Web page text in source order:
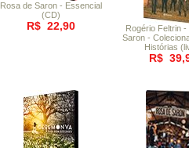
Rosa de Saron - Essencial
(CD)
R$ 22,90
Rogério Feltrin -
Saron -
Histórias
R$